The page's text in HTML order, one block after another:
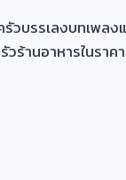
วบรรเลงบทเพ
ร้านอาหารในร